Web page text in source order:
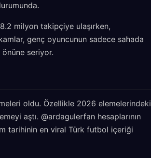
milyon takipçiye ulaşırken,
genç oyuncunun sadece sahada
seriyor.
oldu. Özellikle 2026 elemelerindeki
aştı. @ardagulerfan hesaplarının
tarihinin en viral Türk futbol içeriği